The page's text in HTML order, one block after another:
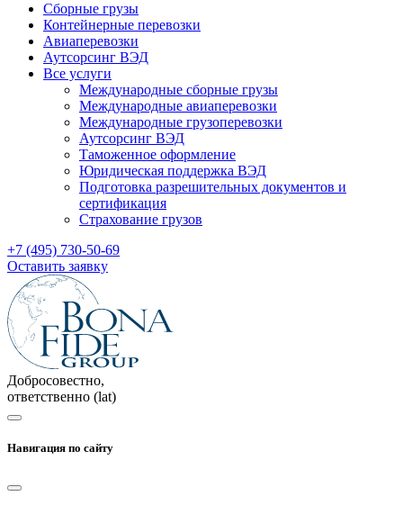
Сборные грузы
Контейнерные перевозки
Авиаперевозки
Аутсорсинг ВЭД
Все услуги
Международные сборные грузы
Международные авиаперевозки
Международные грузоперевозки
Аутсорсинг ВЭД
Таможенное оформление
Юридическая поддержка ВЭД
Подготовка разрешительных документов и
сертификация
Страхование грузов
+7 (495) 730-50-69
Оставить заявку
Добросовестно,
ответственно (lat)
Навигация по сайту